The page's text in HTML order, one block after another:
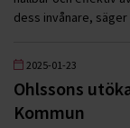
dess invånare, säger
2025-01-23
Ohlssons
Kommun